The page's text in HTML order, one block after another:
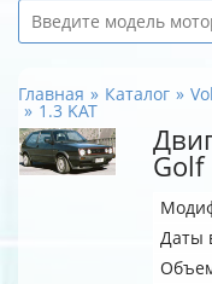
Главная Каталог
1.3 KAT
Golf
Даты